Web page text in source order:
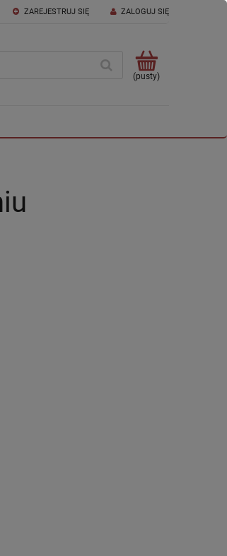
ZAREJESTRUJ SIĘ ZALOGUJ SIĘ
(pusty)